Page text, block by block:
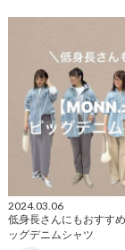
2024.03.06
低身長さんにもおすす
ッグデニムシャツ